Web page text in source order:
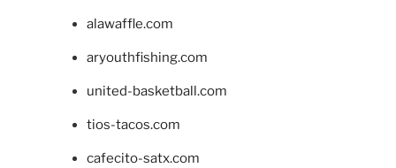
alawaffle.com
aryouthfishing.com
united-basketball.com
tios-tacos.com
cafecito-satx.com